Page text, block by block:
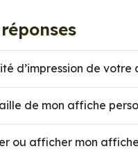
d’impression de votre
de mon affiche
ou afficher mon